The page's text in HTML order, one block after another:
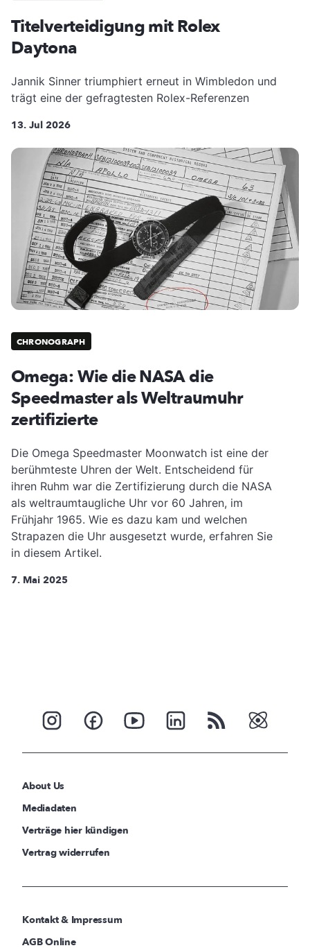
Titelverteidigung mit Rolex
Daytona
Jannik Sinner triumphiert erneut in Wimbledon und
trägt eine der gefragtesten Rolex-Referenzen
13. Jul 2026
CHRONOGRAPH
Omega: Wie die NASA die
Speedmaster als Weltraumuhr
zertifizierte
Die Omega Speedmaster Moonwatch ist eine der
berühmteste Uhren der Welt. Entscheidend für
ihren Ruhm war die Zertifizierung durch die NASA
als weltraumtaugliche Uhr vor 60 Jahren, im
Frühjahr 1965. Wie es dazu kam und welchen
Strapazen die Uhr ausgesetzt wurde, erfahren Sie
in diesem Artikel.
7. Mai 2025
About Us
Mediadaten
Verträge hier kündigen
Vertrag widerrufen
Kontakt & Impressum
AGB Online